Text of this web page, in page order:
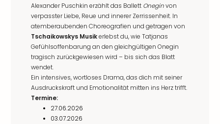
Alexander Puschkin erzählt das Ballett Oneginvon
verpasster Liebe, Reue und innerer Zerrissenheit. In
atemberaubenden Choreografien und getragen von
Tschaikowskys Musikerlebst du, wie Tatjanas
Gefühlsoffenbarung an den gleichgültigen Onegin
tragisch zurückgewiesen wird – bis sich das Blatt
wendet.
Ein intensives, wortloses Drama, das dich mit seiner
Ausdruckskraft und Emotionalität mitten ins Herz trifft.
Termine:
27.06.2026
03.07.2026